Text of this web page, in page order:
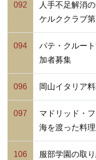
092
人手不足解消
ケルククラブ
094
パテ・クルー
加者募集
096 岡山イタリア
097
マドリッド・
海を渡った料
106
服部学園の取